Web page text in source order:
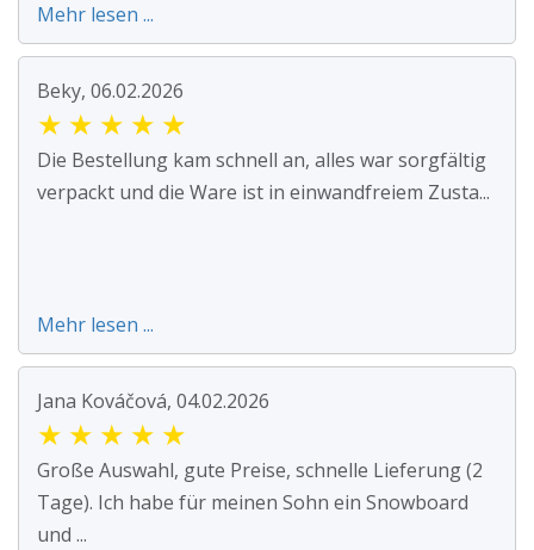
Mehr lesen ...
Beky, 06.02.2026
★ ★ ★ ★ ★
Die Bestellung kam schnell an, alles war sorgfältig
verpackt und die Ware ist in einwandfreiem Zusta...
Mehr lesen ...
Jana Kováčová, 04.02.2026
★ ★ ★ ★ ★
Große Auswahl, gute Preise, schnelle Lieferung (2
Tage). Ich habe für meinen Sohn ein Snowboard
und ...